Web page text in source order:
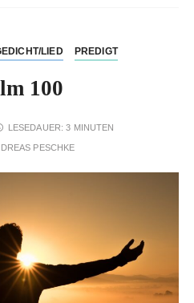
LIED PREDIGT
100
LESEDAUER:3 MINUTEN
PESCHKE